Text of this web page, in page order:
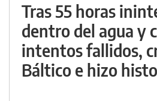
Tras 55 horas
dentro del agua y
intentos fallidos,
Báltico e hizo